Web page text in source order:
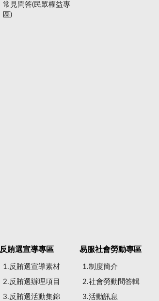
常見問答(民眾權益專
區)
反賄選宣導專區
1.反賄選宣導素材
2.反賄選辦理項目
3.反賄選活動集錦
易服社會勞動專區
1.制度簡介
2.社會勞動問答輯
3.活動訊息